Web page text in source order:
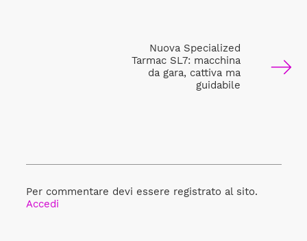
Nuova Specialized
Tarmac SL7: macchina
da gara, cattiva ma
guidabile
Per commentare devi essere registrato al sito.
Accedi